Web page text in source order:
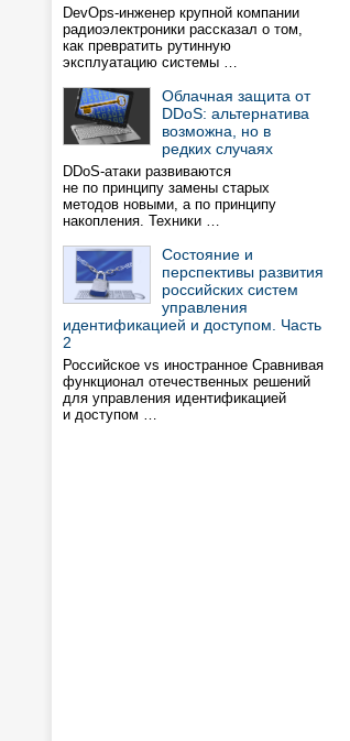
DevOps-инженер крупной компании
радиоэлектроники рассказал о том,
как превратить рутинную
эксплуатацию системы …
Облачная защита от
DDoS: альтернатива
возможна, но в
редких случаях
DDoS-атаки развиваются
не по принципу замены старых
методов новыми, а по принципу
накопления. Техники …
Состояние и
перспективы развития
российских систем
управления
идентификацией и доступом. Часть
2
Российское vs иностранное Сравнивая
функционал отечественных решений
для управления идентификацией
и доступом …